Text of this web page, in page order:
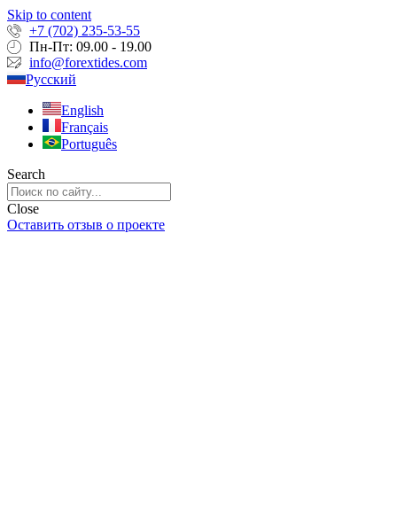
Skip to content
+7 (702) 235-53-55
Пн-Пт: 09.00 - 19.00
info@forextides.com
Русский
English
Français
Português
Search
Close
Оставить отзыв о проекте